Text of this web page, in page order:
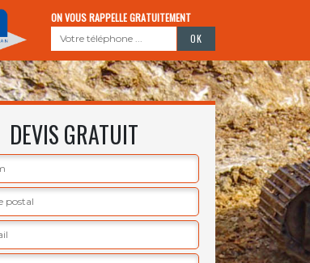
ON VOUS RAPPELLE GRATUITEMENT
DEVIS GRATUIT